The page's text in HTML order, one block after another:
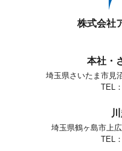
法令に基づき開示することが
個人情報の安全対策
お客さまがご本人の個人情報
場合には、ご本人であること
当社は、保有する個人情報に
範を遵守するとともに、本ポ
株式会社
本社・
埼玉県さいたま市見
TEL
埼玉県鶴ヶ島市上
TEL